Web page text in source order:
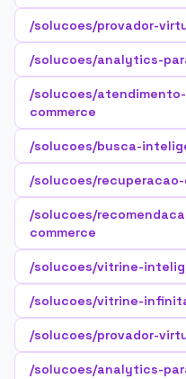
/solucoes/provador-
/solucoes/analytics-
/solucoes/
commerce
/solucoes/busca-
/solucoes/
/solucoes/
commerce
/solucoes/vitrine-
/solucoes/vitrine-
/solucoes/provador-
/solucoes/analytics-